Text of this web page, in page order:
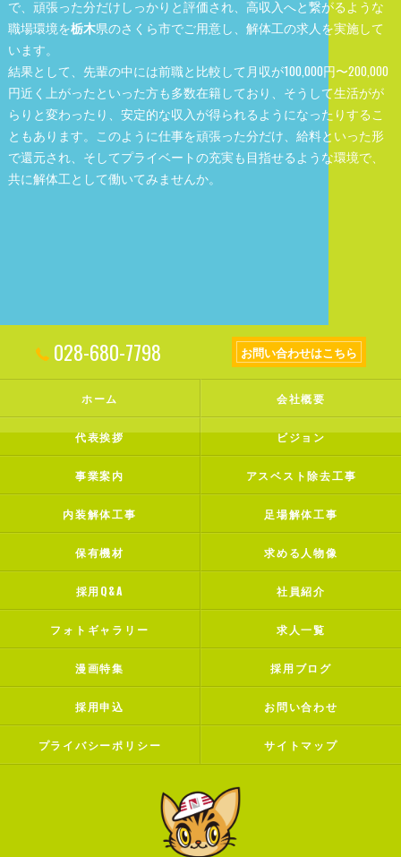
で、頑張った分だけしっかりと評価され、高収入へと繋がるような
職場環境を栃木県のさくら市でご用意し、解体工の求人を実施して
います。
結果として、先輩の中には前職と比較して月収が100,000円〜200,000
円近く上がったといった方も多数在籍しており、そうして生活がが
らりと変わったり、安定的な収入が得られるようになったりするこ
ともあります。このように仕事を頑張った分だけ、給料といった形
で還元され、そしてプライベートの充実も目指せるような環境で、
共に解体工として働いてみませんか。
028-680-7798 お問い合わせはこちら
ホーム 会社概要
代表挨拶 ビジョン
事業案内 アスベスト除去工事
内装解体工事 足場解体工事
保有機材 求める人物像
採用Q&A 社員紹介
フォトギャラリー 求人一覧
漫画特集 採用ブログ
採用申込 お問い合わせ
プライバシーポリシー サイトマップ